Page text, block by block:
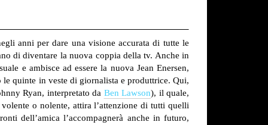
anni per dare una visione accurata di tutte le
di diventare la nuova coppia della tv. Anche in
e ambisce ad essere la nuova Jean Enersen,
quinte in veste di giornalista e produttrice. Qui,
Ryan, interpretato da Ben Lawson), il quale,
o nolente, attira l’attenzione di tutti quelli
dell’amica l’accompagnerà anche in futuro,